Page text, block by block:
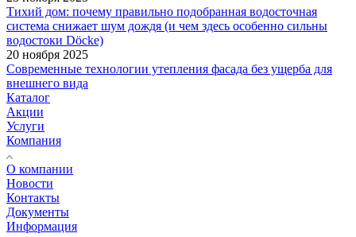
Тихий дом: почему правильно подобранная водосточная
система снижает шум дождя (и чем здесь особенно сильны
водостоки Döcke)
20 ноября 2025
Современные технологии утепления фасада без ущерба для
внешнего вида
Каталог
Акции
Услуги
Компания
О компании
Новости
Контакты
Документы
Информация